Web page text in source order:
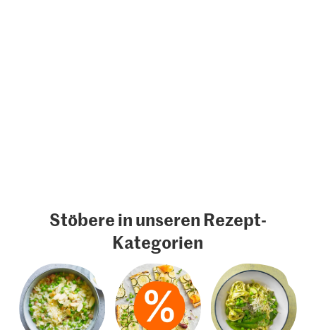
Stöbere in unseren Rezept-
Kategorien